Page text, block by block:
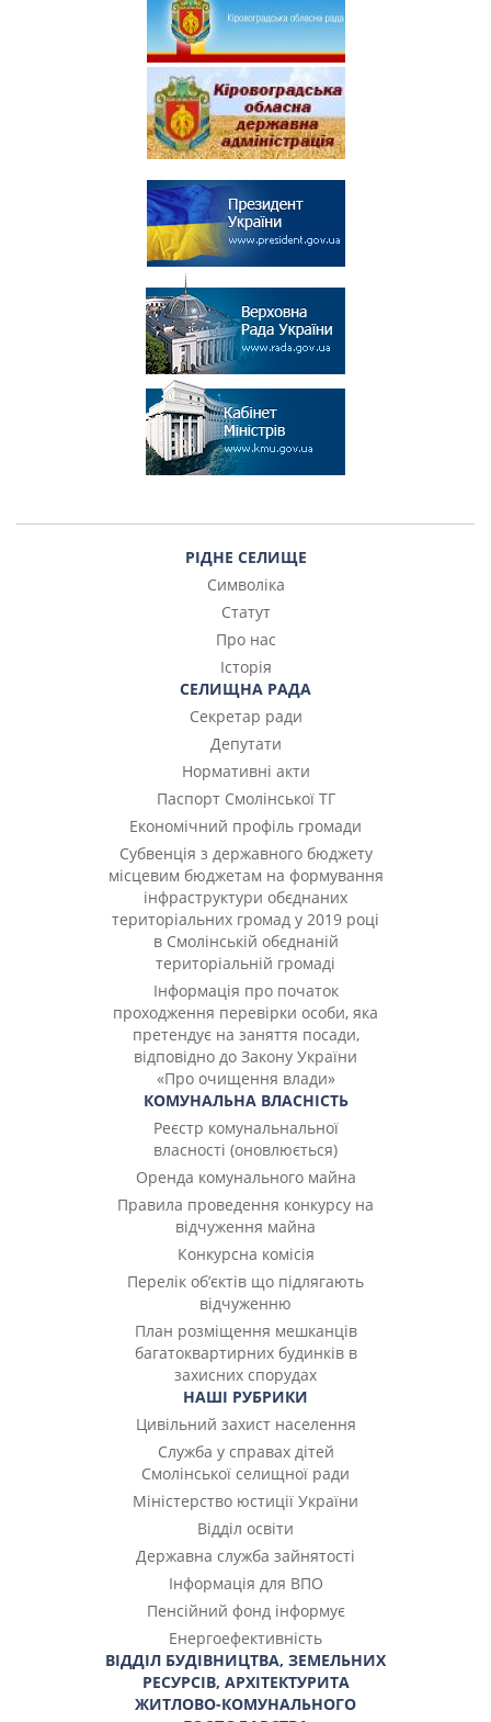
РІДНЕ СЕЛИЩЕ
Символіка
Статут
Про нас
Історія
СЕЛИЩНА РАДА
Секретар ради
Депутати
Нормативні акти
Паспорт Смолінської ТГ
Економічний профіль громади
Субвенція з державного бюджету
місцевим бюджетам на формування
інфраструктури обєднаних
територіальних громад у 2019 році
в Смолінській обєднаній
територіальній громаді
Інформація про початок
проходження перевірки особи, яка
претендує на заняття посади,
відповідно до Закону України
«Про очищення влади»
КОМУНАЛЬНА ВЛАСНІСТЬ
Реєстр комунальнальної
власності (оновлюється)
Оренда комунального майна
Правила проведення конкурсу на
відчуження майна
Конкурсна комісія
Перелік об’єктів що підлягають
відчуженню
План розміщення мешканців
багатоквартирних будинків в
захисних спорудах
НАШІ РУБРИКИ
Цивільний захист населення
Служба у справах дітей
Смолінської селищної ради
Міністерство юстиції України
Відділ освіти
Державна служба зайнятості
Інформація для ВПО
Пенсійний фонд інформує
Енергоефективність
ВІДДІЛ БУДІВНИЦТВА, ЗЕМЕЛЬНИХ
РЕСУРСІВ, АРХІТЕКТУРИТА
ЖИТЛОВО-КОМУНАЛЬНОГО